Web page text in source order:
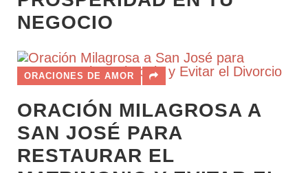
NEGOCIO
ORACIONES DE AMOR
ORACIÓN MILAGROSA A
SAN JOSÉ PARA
RESTAURAR EL